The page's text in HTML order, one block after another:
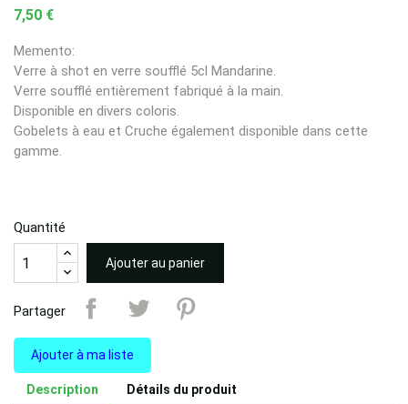
7,50 €
Memento:
Verre à shot en verre soufflé 5cl Mandarine.
Verre soufflé entièrement fabriqué à la main.
Disponible en divers coloris.
Gobelets à eau et Cruche également disponible dans cette
gamme.
Quantité
Ajouter au panier
Partager
Ajouter à ma liste
Description Détails du produit